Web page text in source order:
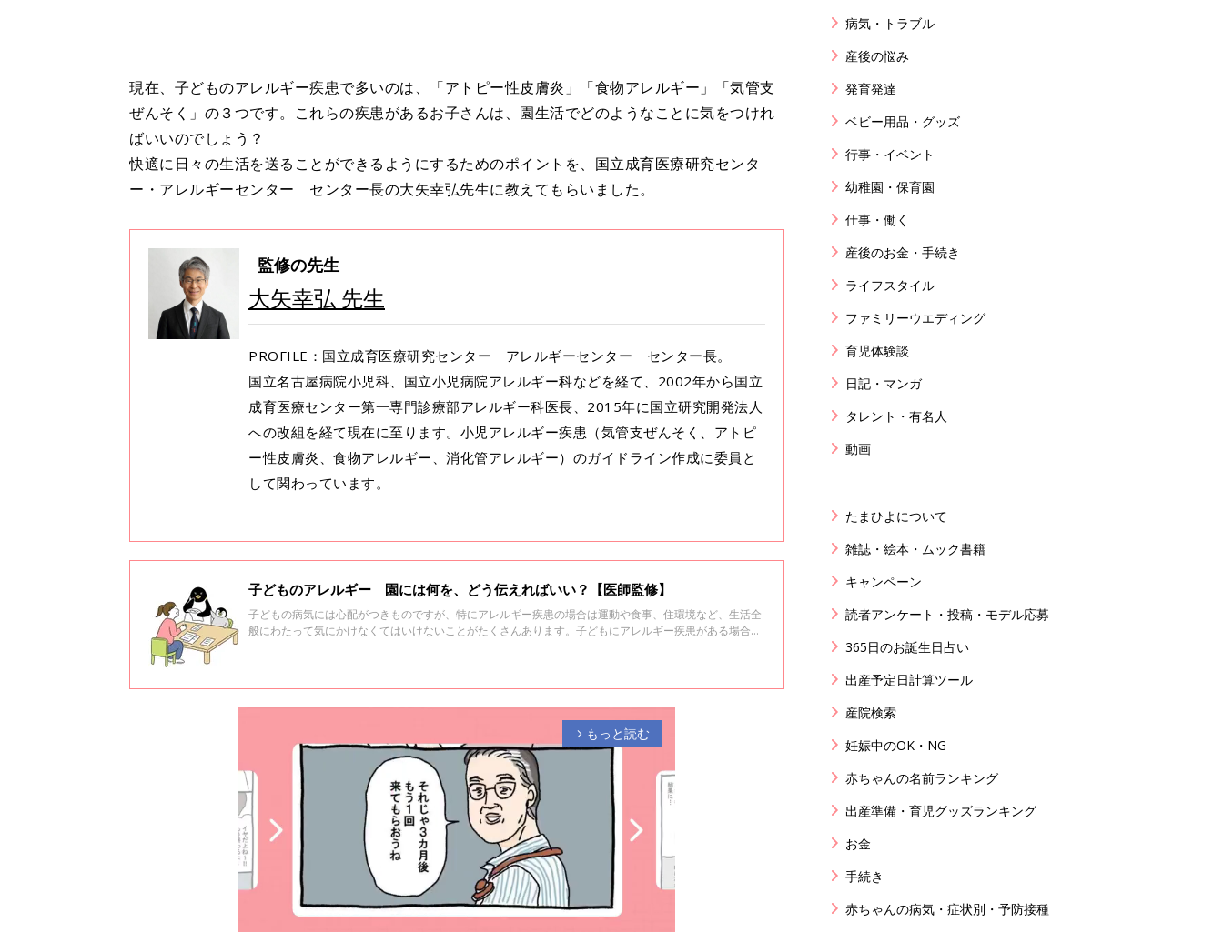
現在、子どものアレルギー疾患で多いのは、「アトピー性皮膚炎」「食物アレルギー」「気管支
ぜんそく」の３つです。これらの疾患があるお子さんは、園生活でどのようなことに気をつけれ
ばいいのでしょう？
快適に日々の生活を送ることができるようにするためのポイントを、国立成育医療研究センタ
ー・アレルギーセンター センター長の大矢幸弘先生に教えてもらいました。
監修の先生
大矢幸弘 先生
PROFILE：国立成育医療研究センター アレルギーセンター センター長。
国立名古屋病院小児科、国立小児病院アレルギー科などを経て、2002年から国立
成育医療センター第一専門診療部アレルギー科医長、2015年に国立研究開発法人
への改組を経て現在に至ります。小児アレルギー疾患（気管支ぜんそく、アトピ
ー性皮膚炎、食物アレルギー、消化管アレルギー）のガイドライン作成に委員と
して関わっています。
子どものアレルギー 園には何を、どう伝えればいい？【医師監修】
子どもの病気には心配がつきものですが、特にアレルギー疾患の場合は運動や食事、住環境など、生活全
般にわたって気にかけなくてはいけないことがたくさんあります。子どもにアレルギー疾患がある場合、
arrow_forward_ios もっと読む
病気・トラブル
産後の悩み
発育発達
ベビー用品・グッズ
行事・イベント
幼稚園・保育園
仕事・働く
産後のお金・手続き
ライフスタイル
ファミリーウエディング
育児体験談
日記・マンガ
タレント・有名人
動画
たまひよについて
雑誌・絵本・ムック書籍
キャンペーン
読者アンケート・投稿・モデル応募
365日のお誕生日占い
出産予定日計算ツール
産院検索
妊娠中のOK・NG
赤ちゃんの名前ランキング
出産準備・育児グッズランキング
お金
手続き
赤ちゃんの病気・症状別・予防接種